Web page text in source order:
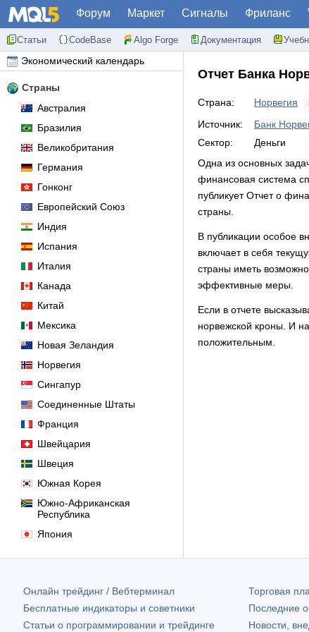
Форум Маркет Сигналы Фриланс
Статьи CodeBase Algo Forge Документация
Экономический календарь
Страны
Австралия
Бразилия
Великобритания
Германия
Гонконг
Европейский Союз
Индия
Испания
Италия
Канада
Китай
Мексика
Новая Зеландия
Норвегия
Сингапур
Соединенные Штаты
Франция
Швейцария
Швеция
Южная Корея
Южно-Африканская
Республика
Япония
Отчет Банка
Страна: Норвегия
Источник:
Банк
Сектор:
Деньги
Одна из основных
финансовая система
публикует Отчет о
страны.
В публикации особое
включает в себя
страны иметь
эффективные меры.
Если в отчете
норвежской кроны. И
положительным.
Онлайн трейдинг / Вебтерминал
Бесплатные индикаторы и советники
Статьи о программировании и трейдинге
Торговая
Последние
Новости,